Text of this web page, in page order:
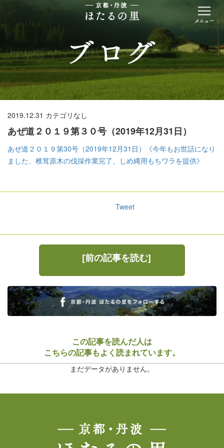
2019.12.31 カテゴリなし
あぜ道２０１９第３０号（2019年12月31日）
あぜ道２０１９第30号（2019年12月31日）《今年もお世話になり
ました、椎茸原木の伐採作業完了、しめ縄用もちワラを提供》
Tweet
[前の記事を読む]
この記事を読んだ人は
こちらの記事もよく読まれています。
まだデータがありません。